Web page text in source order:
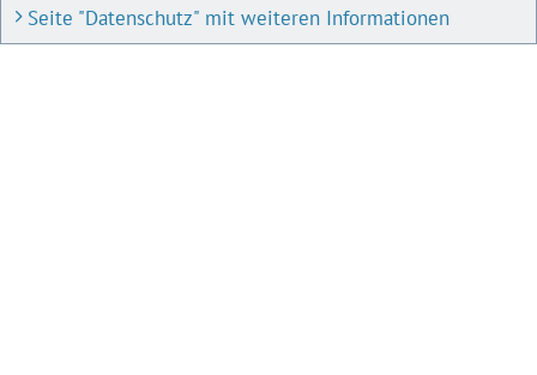
Seite "Datenschutz" mit weiteren Informationen